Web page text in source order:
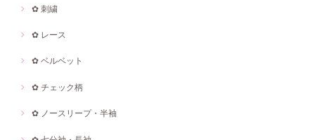
✿ 刺繍
✿ レース
✿ ベルベット
✿ チェック柄
✿ ノースリープ・半袖